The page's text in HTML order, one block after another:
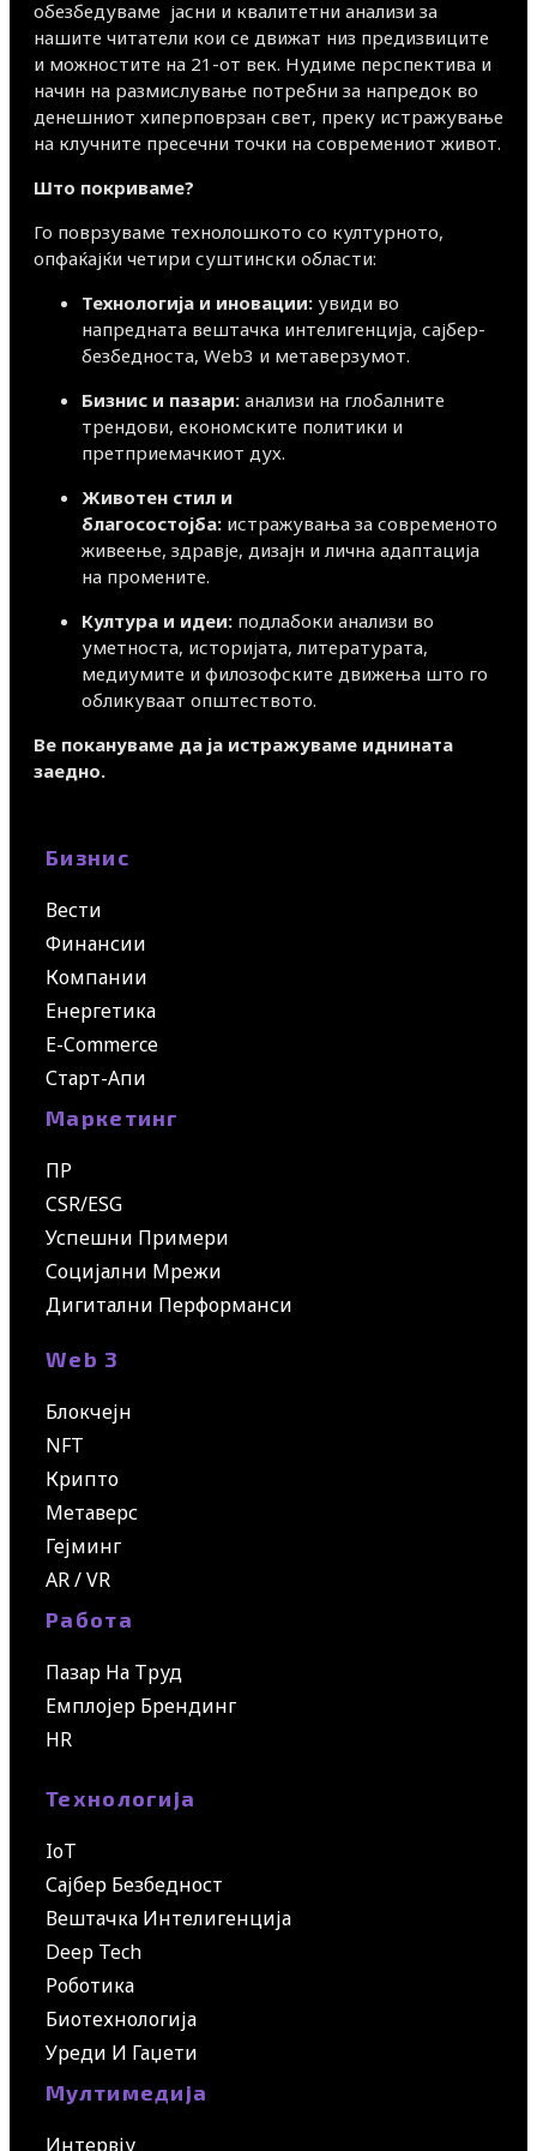
обезбедуваме јасни и квалитетни анализи за
нашите читатели кои се движат низ предизвиците
и можностите на 21-от век. Нудиме перспектива и
начин на размислување потребни за напредок во
денешниот хиперповрзан свет, преку истражување
на клучните пресечни точки на современиот живот.
Што покриваме?
Го поврзуваме технолошкото со културното,
опфаќајќи четири суштински области:
Технологија и иновации: увиди во
напредната вештачка интелигенција, сајбер-
безбедноста, Web3 и метаверзумот.
Бизнис и пазари: анализи на глобалните
трендови, економските политики и
претприемачкиот дух.
Животен стил и
благосостојба: истражувања за современото
живеење, здравје, дизајн и лична адаптација
на промените.
Култура и идеи: подлабоки анализи во
уметноста, историјата, литературата,
медиумите и филозофските движења што го
обликуваат општеството.
Ве покануваме да ја истражуваме иднината
заедно.
Бизнис
Вести
Финансии
Компании
Енергетика
E-Commerce
Старт-Апи
Маркетинг
ПР
CSR/ESG
Успешни Примери
Социјални Мрежи
Дигитални Перформанси
Web 3
Блокчејн
NFT
Крипто
Метаверс
Гејминг
AR / VR
Работа
Пазар На Труд
Емплојер Брендинг
HR
Технологија
IoT
Сајбер Безбедност
Вештачка Интелигенција
Deep Tech
Роботика
Биотехнологија
Уреди И Гаџети
Мултимедија
Интервју